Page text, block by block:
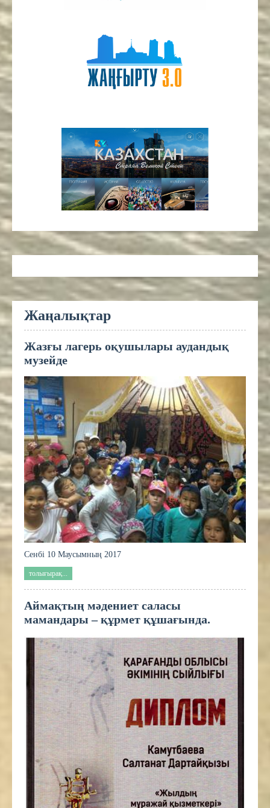
Жаңалықтар
Жазғы лагерь оқушылары аудандық
музейде
Сенбі 10 Маусымның 2017
толығырақ...
Аймақтың мәдениет саласы
мамандары – құрмет құшағында.